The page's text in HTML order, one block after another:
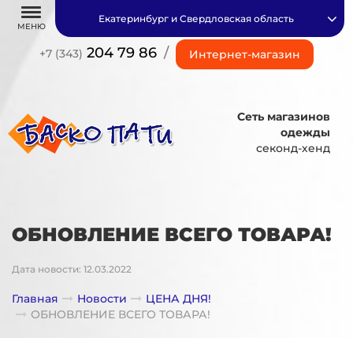
МЕНЮ
+7 (343) 204 79 86 / Интернет-магазин
Екатеринбург и Свердловская область
Сеть магазинов
одежды
секонд-хенд
ОБНОВЛЕНИЕ ВСЕГО ТОВАРА!
Дата новости: 12.03.2022
Главная Новости
ЦЕНА ДНЯ!
ОБНОВЛЕНИЕ ВСЕГО ТОВАРА!